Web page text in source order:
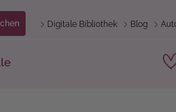
Digitale Bibliothek Blog